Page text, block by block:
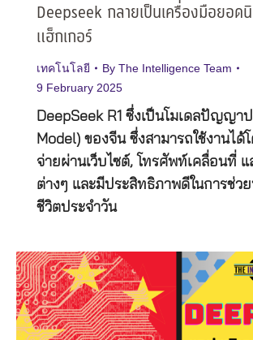
Deepseek กลายเป็นเครื่องมือยอด
แฮ็กเกอร์
เทคโนโลยี By The Intelligence Team
9 February 2025
DeepSeek R1 ซึ่งเป็นโมเดลปัญญา
Model) ของจีน ซึ่งสามารถใช้งานได้
จ่ายผ่านเว็บไซต์, โทรศัพท์เคลื่อนที่
ต่างๆ และมีประสิทธิภาพดีในการช่ว
ชีวิตประจำวัน